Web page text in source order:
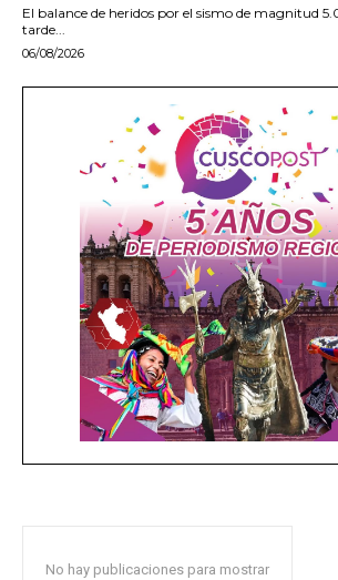
El balance de heridos por el sismo de magnitud
tarde...
06/08/2026
No hay publicaciones para mostrar